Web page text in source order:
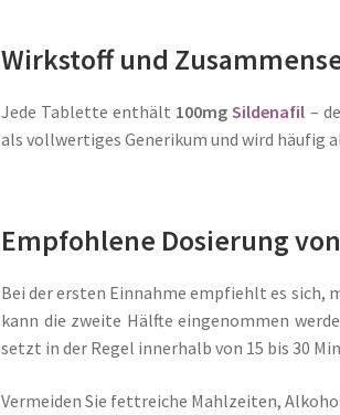
Wirkstoff und
Jede Tablette enthält 100mgSildenafil –
als vollwertiges Generikum und wird häufig
Empfohlene Dosierung
Bei der ersten Einnahme empfiehlt es sich,
kann die zweite Hälfte eingenommen
setzt in der Regel innerhalb von 15 bis 30
Vermeiden Sie fettreiche Mahlzeiten,